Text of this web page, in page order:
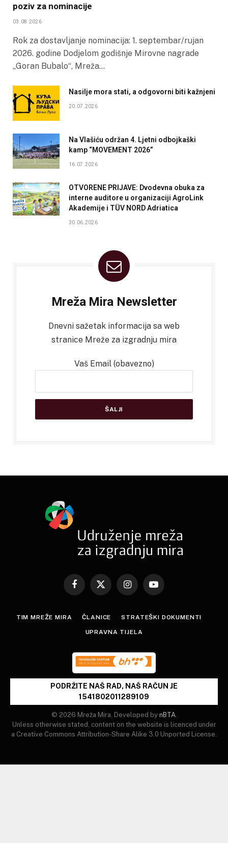
poziv za nominacije
03.08.2026
Rok za dostavljanje nominacija: 1. septembar/rujan
2026. godine Dodjelom godišnje Mirovne nagrade
„Goran Bubalo“, Mreža…
Nasilje mora stati, a odgovorni biti kažnjeni
20.07.2026
Na Vlašiću održan 4. Ljetni odbojkaški
kamp “MOVEMENT 2026”
16.07.2026
OTVORENE PRIJAVE: Dvodevna obuka za
interne auditore u organizaciji AgroLink
Akademije i TÜV NORD Adriatica
30.06.2026
Mreža Mira Newsletter
Dnevni sažetak informacija sa web
stranice Mreže za izgradnju mira
Vaš Email (obavezno)
Facebook
X
InstagramYouTube
TIM MREŽE MIRA ČLANICE STRATEŠKI DOKUMENTI
UPRAVNA TIJELA
PODRŽITE NAŠ RAD, NAŠ RAČUN JE
1541802011289109
© 2026 Mreža Mira. Developed by nBTA.
Unless otherwise stated, content on the website is licenced under
a Creative Commons Attribution-Share Alike 3.0 Unported License.